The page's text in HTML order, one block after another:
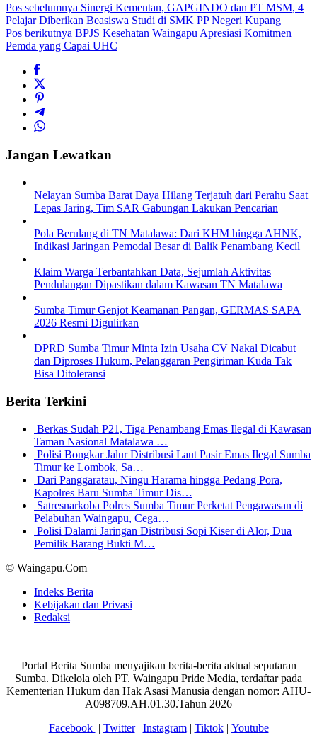
Pos sebelumnya Sinergi Kementan, GAPGINDO dan PT MSM, 4
Pelajar Diberikan Beasiswa Studi di SMK PP Negeri Kupang
Pos berikutnya BPJS Kesehatan Waingapu Apresiasi Komitmen
Pemda yang Capai UHC
Jangan Lewatkan
Nelayan Sumba Barat Daya Hilang Terjatuh dari Perahu Saat
Lepas Jaring, Tim SAR Gabungan Lakukan Pencarian
Pola Berulang di TN Matalawa: Dari KHM hingga AHNK,
Indikasi Jaringan Pemodal Besar di Balik Penambang Kecil
Klaim Warga Terbantahkan Data, Sejumlah Aktivitas
Pendulangan Dipastikan dalam Kawasan TN Matalawa
Sumba Timur Genjot Keamanan Pangan, GERMAS SAPA
2026 Resmi Digulirkan
DPRD Sumba Timur Minta Izin Usaha CV Nakal Dicabut
dan Diproses Hukum, Pelanggaran Pengiriman Kuda Tak
Bisa Ditoleransi
Berita Terkini
Berkas Sudah P21, Tiga Penambang Emas Ilegal di Kawasan
Taman Nasional Matalawa …
Polisi Bongkar Jalur Distribusi Laut Pasir Emas Ilegal Sumba
Timur ke Lombok, Sa…
Dari Panggaratau, Ningu Harama hingga Pedang Pora,
Kapolres Baru Sumba Timur Dis…
Satresnarkoba Polres Sumba Timur Perketat Pengawasan di
Pelabuhan Waingapu, Cega…
Polisi Dalami Jaringan Distribusi Sopi Kiser di Alor, Dua
Pemilik Barang Bukti M…
© Waingapu.Com
Indeks Berita
Kebijakan dan Privasi
Redaksi
Portal Berita Sumba menyajikan berita-berita aktual seputaran
Sumba. Dikelola oleh PT. Waingapu Pride Media, terdaftar pada
Kementerian Hukum dan Hak Asasi Manusia dengan nomor: AHU-
A098709.AH.01.30.Tahun 2026
Facebook | Twitter| Instagram| Tiktok| Youtube